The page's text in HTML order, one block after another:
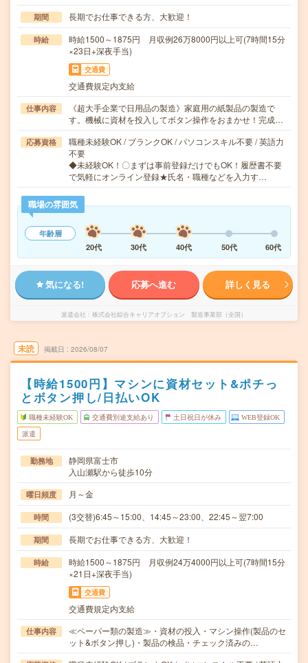
期間 長期でお仕事できる方、大歓迎！
時給
時給1500～1875円 月収例26万8000円以上可(7時間15分
×23日+深夜手当)
交通費
交通費規定内支給
仕事内容
《超大手企業で日用品の製造》家庭用の紙製品の製造で
す。機械に資材を投入してボタン操作をおまかせ！完成…
応募資格
職種未経験OK / ブランクOK / パソコンスキル不要 / 英語力
不要
◆未経験OK！〇まずは事前登録だけでもOK！履歴書不要
で気軽にオンライン登録★氏名・職種などを入力す…
職場の雰囲気
年齢層
20代
30代 40代 50代 60代
気になる! 応募へ進む 詳しく見る
派遣会社 株式会社綜合キャリアオプション 製造事業部（全国）
未読 掲載日 2026/08/07
【時給1500円】マシンに資材セット&ポチっ
とボタン押し/日払いOK
職種未経験OK 交通費別途支給あり 土日祝日が休み WEB登録OK
派遣
勤務地
静岡県富士市
入山瀬駅から徒歩10分
曜日頻度 月～金
時間 (3交替)6:45～15:00、14:45～23:00、22:45～翌7:00
期間 長期でお仕事できる方、大歓迎！
時給
時給1500～1875円 月収例24万4000円以上可(7時間15分
×21日+深夜手当)
交通費
交通費規定内支給
仕事内容
≪ペーパー類の製造≫・資材の投入・マシン操作(製品のセ
ット&ボタン押し)・製品の検品・チェック済みの…